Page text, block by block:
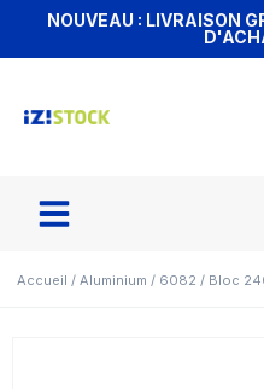
NOUVEAU : LIVRAISON
Accueil / Aluminium / 6082 / Bloc